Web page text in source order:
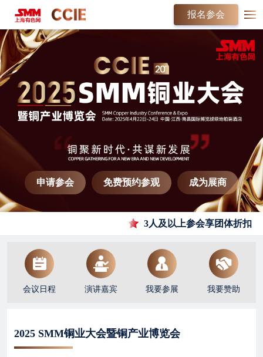
报名参会
申请参会 免费预约参观 成为展商
3人及以上参会享团体折扣
会议日程 演讲嘉宾 我要参展 我要赞助
2025 SMM铜业大会暨铜产业博览会